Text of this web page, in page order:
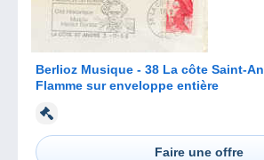
Berlioz Musique - 38 La côte Saint-
Flamme sur enveloppe entière
Faire une offre